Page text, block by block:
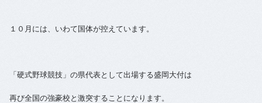
１０月には、いわて国体が控えています。
「硬式野球競技」の県代表として出場する盛岡大付は
再び全国の強豪校と激突することになります。